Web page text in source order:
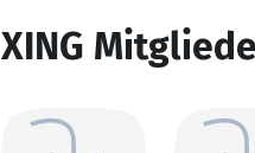
XING